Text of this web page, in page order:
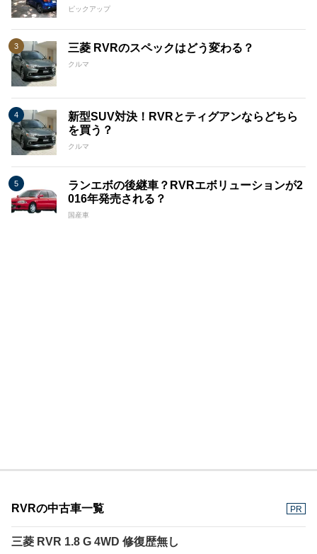
ピックアップ
三菱 RVRのスペックはどう変わる？
クルマ
新型SUV対決！RVRとティグアンならどちら
を買う？
クルマ
ランエボの後継車？RVRエボリューションが2
016年発売される？
国産車
RVRの中古車一覧 PR
三菱 RVR 1.8 G 4WD 修復歴無し